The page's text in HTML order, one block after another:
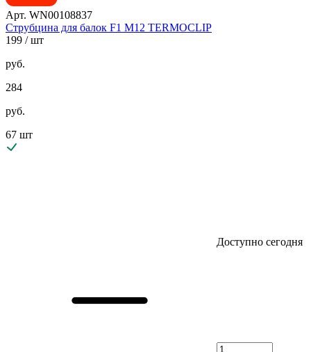
Арт. WN00108837
Струбцина для балок F1 М12 TERMOCLIP
199 / шт
руб.
284
руб.
67 шт
Доступно сегодня